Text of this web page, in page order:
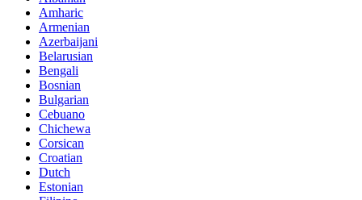
Amharic
Armenian
Azerbaijani
Belarusian
Bengali
Bosnian
Bulgarian
Cebuano
Chichewa
Corsican
Croatian
Dutch
Estonian